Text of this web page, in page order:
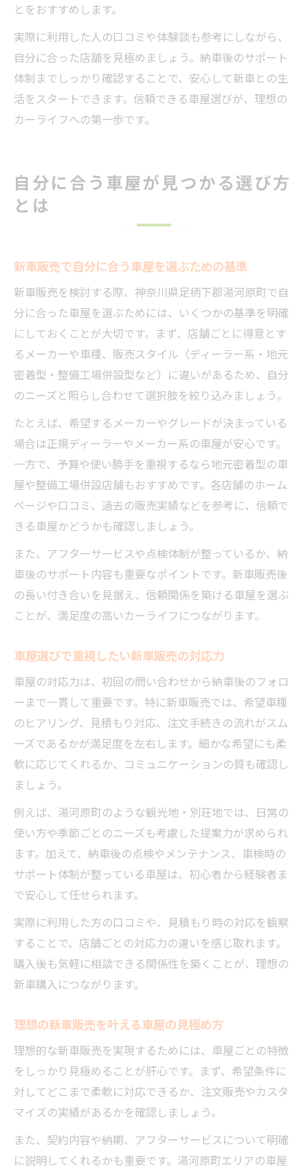
とをおすすめします。
実際に利用した人の口コミや体験談も参考にしながら、
自分に合った店舗を見極めましょう。納車後のサポート
体制までしっかり確認することで、安心して新車との生
活をスタートできます。信頼できる車屋選びが、理想の
カーライフへの第一歩です。
自分に合う車屋が見つかる選び方
とは
新車販売で自分に合う車屋を選ぶための基準
新車販売を検討する際、神奈川県足柄下郡湯河原町で自
分に合った車屋を選ぶためには、いくつかの基準を明確
にしておくことが大切です。まず、店舗ごとに得意とす
るメーカーや車種、販売スタイル（ディーラー系・地元
密着型・整備工場併設型など）に違いがあるため、自分
のニーズと照らし合わせて選択肢を絞り込みましょう。
たとえば、希望するメーカーやグレードが決まっている
場合は正規ディーラーやメーカー系の車屋が安心です。
一方で、予算や使い勝手を重視するなら地元密着型の車
屋や整備工場併設店舗もおすすめです。各店舗のホーム
ページや口コミ、過去の販売実績などを参考に、信頼で
きる車屋かどうかも確認しましょう。
また、アフターサービスや点検体制が整っているか、納
車後のサポート内容も重要なポイントです。新車販売後
の長い付き合いを見据え、信頼関係を築ける車屋を選ぶ
ことが、満足度の高いカーライフにつながります。
車屋選びで重視したい新車販売の対応力
車屋の対応力は、初回の問い合わせから納車後のフォロ
ーまで一貫して重要です。特に新車販売では、希望車種
のヒアリング、見積もり対応、注文手続きの流れがスム
ーズであるかが満足度を左右します。細かな希望にも柔
軟に応じてくれるか、コミュニケーションの質も確認し
ましょう。
例えば、湯河原町のような観光地・別荘地では、日常の
使い方や季節ごとのニーズも考慮した提案力が求められ
ます。加えて、納車後の点検やメンテナンス、車検時の
サポート体制が整っている車屋は、初心者から経験者ま
で安心して任せられます。
実際に利用した方の口コミや、見積もり時の対応を観察
することで、店舗ごとの対応力の違いを感じ取れます。
購入後も気軽に相談できる関係性を築くことが、理想の
新車購入につながります。
理想の新車販売を叶える車屋の見極め方
理想的な新車販売を実現するためには、車屋ごとの特徴
をしっかり見極めることが肝心です。まず、希望条件に
対してどこまで柔軟に対応できるか、注文販売やカスタ
マイズの実績があるかを確認しましょう。
また、契約内容や納期、アフターサービスについて明確
に説明してくれるかも重要です。湯河原町エリアの車屋